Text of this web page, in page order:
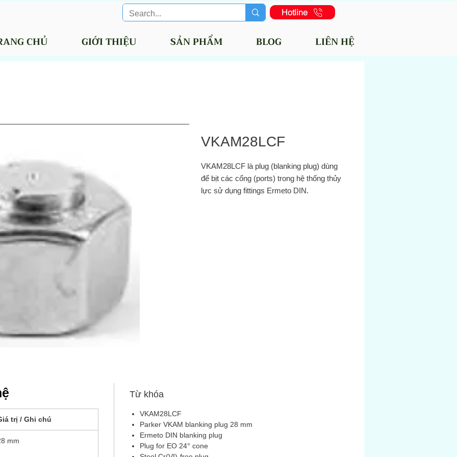
Hotline
CHỦ GIỚI THIỆU SẢN PHẨM BLOG LIÊN HỆ
VKAM28LCF
VKAM28LCF là plug (blanking plug) dùng
để bịt các cổng (ports) trong hệ thống thủy
lực sử dụng fittings Ermeto DIN.
trị / Ghi chú
mm
Từ khóa
VKAM28LCF
Parker VKAM blanking plug 28 mm
Ermeto DIN blanking plug
Plug for EO 24° cone